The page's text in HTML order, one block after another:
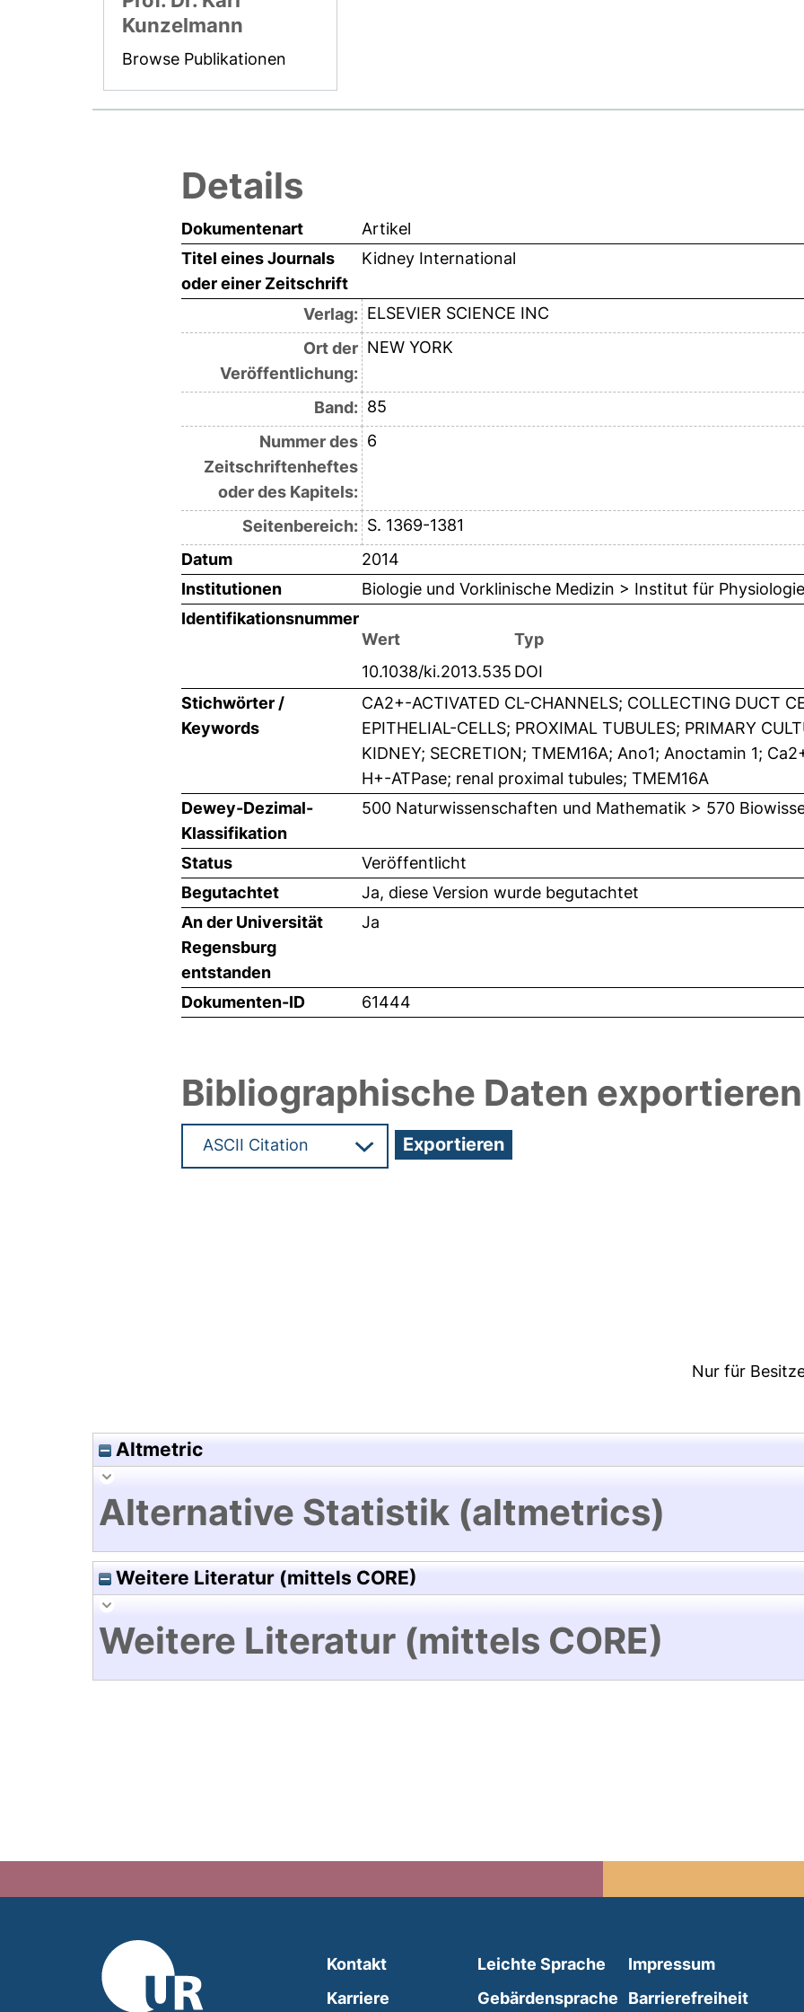
Kunzelmann
Browse Publikationen
Details
Dokumentenart
Artikel
Titel eines Journals
oder einer Zeitschrift
Kidney International
Verlag: ELSEVIER SCIENCE INC
Ort der
Veröffentlichung:
NEW YORK
Band: 85
Nummer des
Zeitschriftenheftes
oder des Kapitels:
6
Seitenbereich: S. 1369-1381
Datum
2014
Institutionen
Biologie und Vorklinische Medizin > Institut für
Identifikationsnummer
Wert
Typ
10.1038/ki.2013.535 DOI
Stichwörter /
Keywords
CA2+-ACTIVATED CL-CHANNELS; COLLECTING DUCT
EPITHELIAL-CELLS; PROXIMAL TUBULES; PRIMARY
KIDNEY; SECRETION; TMEM16A; Ano1; Anoctamin 1;
H+-ATPase; renal proximal tubules; TMEM16A
Dewey-Dezimal-
Klassifikation
500 Naturwissenschaften und Mathematik > 570
Status
Veröffentlicht
Begutachtet
Ja, diese Version wurde begutachtet
An der Universität
Regensburg
entstanden
Ja
Dokumenten-ID 61444
Bibliographische Daten exportieren
Nur für
Altmetric
Alternative Statistik (altmetrics)
Weitere Literatur (mittels CORE)
Weitere Literatur (mittels CORE)
Kontakt
Karriere
Leichte Sprache (external link, opens in a
Gebärdensprache (external link, opens in
Impressum
Barrierefreiheit